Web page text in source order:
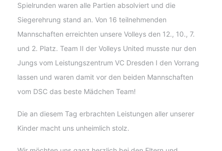
Spielrunden waren alle Partien absolviert und die
Siegerehrung stand an. Von 16 teilnehmenden
Mannschaften erreichten unsere Volleys den 12., 10., 7.
und 2. Platz. Team II der Volleys United musste nur den
Jungs vom Leistungszentrum VC Dresden I den Vorrang
lassen und waren damit vor den beiden Mannschaften
vom DSC das beste Mädchen Team!
Die an diesem Tag erbrachten Leistungen aller unserer
Kinder macht uns unheimlich stolz.